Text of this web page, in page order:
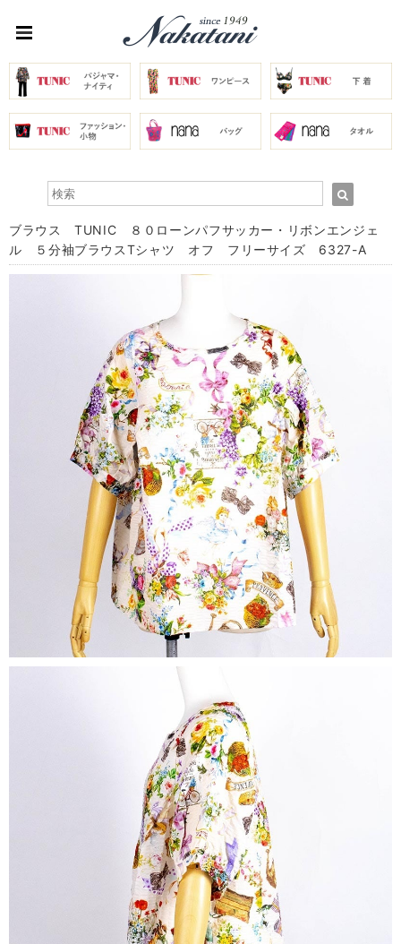
ブラウス TUNIC ８０ローンパフサッカー・リボンエンジェ
ル ５分袖ブラウスTシャツ オフ フリーサイズ 6327-A